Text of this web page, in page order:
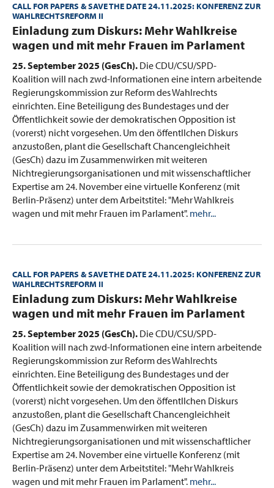
CALL FOR PAPERS & SAVE THE DATE 24.11.2025: KONFERENZ ZUR
WAHLRECHTSREFORM II
:Einladung zum Diskurs: Mehr Wahlkreise
wagen und mit mehr Frauen im Parlament
25. September 2025 (GesCh). Die CDU/CSU/SPD-
Koalition will nach zwd-Informationen eine intern arbeitende
Regierungskommission zur Reform des Wahlrechts
einrichten. Eine Beteiligung des Bundestages und der
Öffentlichkeit sowie der demokratischen Opposition ist
(vorerst) nicht vorgesehen. Um den öffentllchen Diskurs
anzustoßen, plant die Gesellschaft Chancengleichheit
(GesCh) dazu im Zusammenwirken mit weiteren
Nichtregierungsorganisationen und mit wissenschaftlicher
Expertise am 24. November eine virtuelle Konferenz (mit
Berlin-Präsenz) unter dem Arbeitstitel: "Mehr Wahlkreis
wagen und mit mehr Frauen im Parlament". mehr...
CALL FOR PAPERS & SAVE THE DATE 24.11.2025: KONFERENZ ZUR
WAHLRECHTSREFORM II
:Einladung zum Diskurs: Mehr Wahlkreise
wagen und mit mehr Frauen im Parlament
25. September 2025 (GesCh). Die CDU/CSU/SPD-
Koalition will nach zwd-Informationen eine intern arbeitende
Regierungskommission zur Reform des Wahlrechts
einrichten. Eine Beteiligung des Bundestages und der
Öffentlichkeit sowie der demokratischen Opposition ist
(vorerst) nicht vorgesehen. Um den öffentllchen Diskurs
anzustoßen, plant die Gesellschaft Chancengleichheit
(GesCh) dazu im Zusammenwirken mit weiteren
Nichtregierungsorganisationen und mit wissenschaftlicher
Expertise am 24. November eine virtuelle Konferenz (mit
Berlin-Präsenz) unter dem Arbeitstitel: "Mehr Wahlkreis
wagen und mit mehr Frauen im Parlament". mehr...